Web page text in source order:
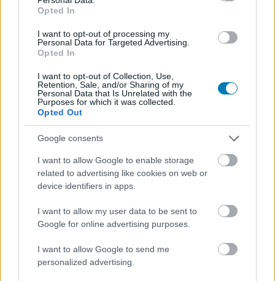
Opted In
I want to opt-out of processing my
Personal Data for Targeted Advertising.
Opted In
I want to opt-out of Collection, Use,
Retention, Sale, and/or Sharing of my
Personal Data that Is Unrelated with the
Purposes for which it was collected.
Opted Out
Google consents
I want to allow Google to enable storage
related to advertising like cookies on web or
device identifiers in apps.
I want to allow my user data to be sent to
Google for online advertising purposes.
I want to allow Google to send me
personalized advertising.
Több ezret loptak el a kurblis
konzolból, de a tolvaj pár
magát
|2024 június 1. 15:29
A bontatlan dobozok tucatjait egy Las Vegas-i
étterem előtt dobták le sietősen.
Play
Video
Még 2019-ben mutatkozott be a Panic Playdate nevű
nagyon fura konzolja, amin nincs túl sok gomb, de van az